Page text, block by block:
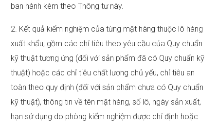
ban hành kèm theo Thông tư này.
2. Kết quả kiểm nghiệm của từng mặt hàng thuộc lô hàng
xuất khẩu, gồm các chỉ tiêu theo yêu cầu của Quy chuẩn
kỹ thuật tương ứng (đối với sản phẩm đã có Quy chuẩn kỹ
thuật) hoặc các chỉ tiêu chất lượng chủ yếu, chỉ tiêu an
toàn theo quy định (đối với sản phẩm chưa có Quy chuẩn
kỹ thuật), thông tin về tên mặt hàng, số lô, ngày sản xuất,
hạn sử dụng do phòng kiểm nghiệm được chỉ định hoặc